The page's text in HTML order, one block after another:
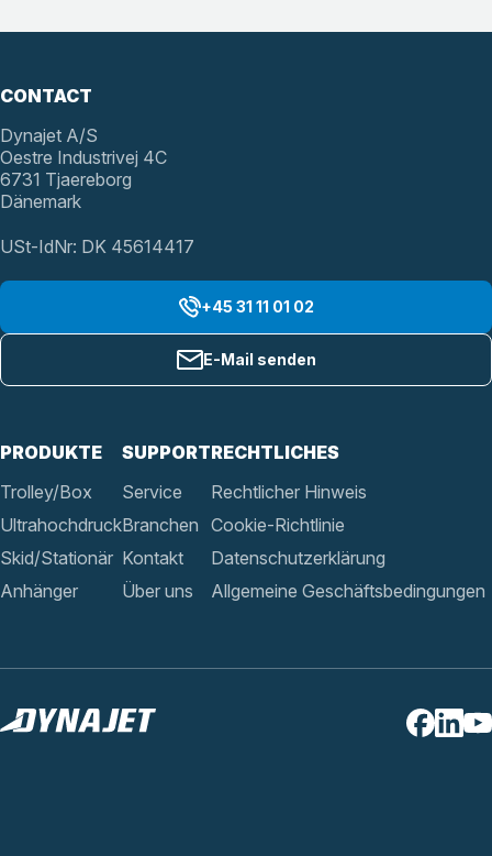
PRODUKTE
Trolley/Box
Ultrahochdruck
Skid/Stationär
Anhänger
SUPPORT
Service
Branchen
Kontakt
Über uns
RECHTLICHES
Rechtlicher Hinweis
Cookie-Richtlinie
Datenschutzerklärung
Allgemeine Geschäftsbedingungen
CONTACT
Dynajet A/S
Oestre Industrivej 4C
6731 Tjaereborg
Dänemark
USt-IdNr: DK 45614417
+45 31 11 01 02
E-Mail senden